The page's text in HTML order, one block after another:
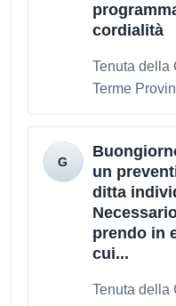
cordialità
Tenuta della
Terme
un
ditta
prendo in
cui...
Tenuta della